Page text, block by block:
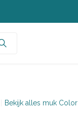
Bekijk alles muk Color